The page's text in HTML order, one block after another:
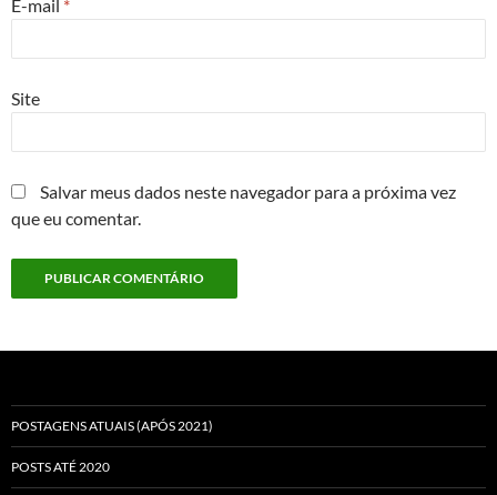
E-mail *
Site
Salvar meus dados neste navegador para a próxima vez
que eu comentar.
POSTAGENS ATUAIS (APÓS 2021)
POSTS ATÉ 2020